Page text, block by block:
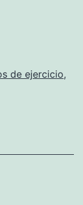
de ejercicio,